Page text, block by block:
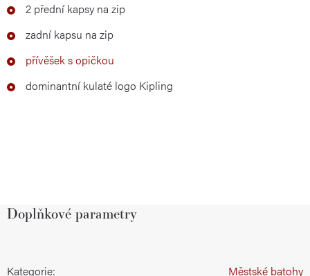
2 přední kapsy na zip
zadní kapsu na zip
přívěšek s opičkou
dominantní kulaté logo Kipling
Doplňkové parametry
Kategorie: Městské batohy